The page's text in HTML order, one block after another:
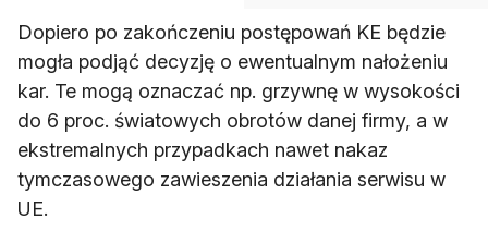
Dopiero po zakończeniu postępowań KE będzie
mogła podjąć decyzję o ewentualnym nałożeniu
kar. Te mogą oznaczać np. grzywnę w wysokości
do 6 proc. światowych obrotów danej firmy, a w
ekstremalnych przypadkach nawet nakaz
tymczasowego zawieszenia działania serwisu w
UE.